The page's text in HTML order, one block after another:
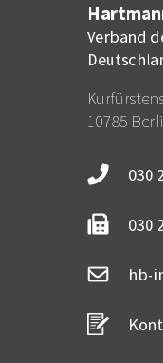
Verband
10785
030
030
hb-